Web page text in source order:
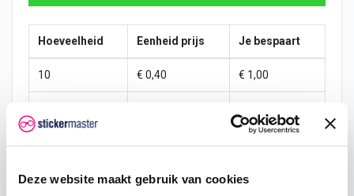
Deze website maakt gebruik van cookies
Hoeveelheid Eenheid prijs Je bespaart
10 € 0,40 € 1,00
€ 0,30